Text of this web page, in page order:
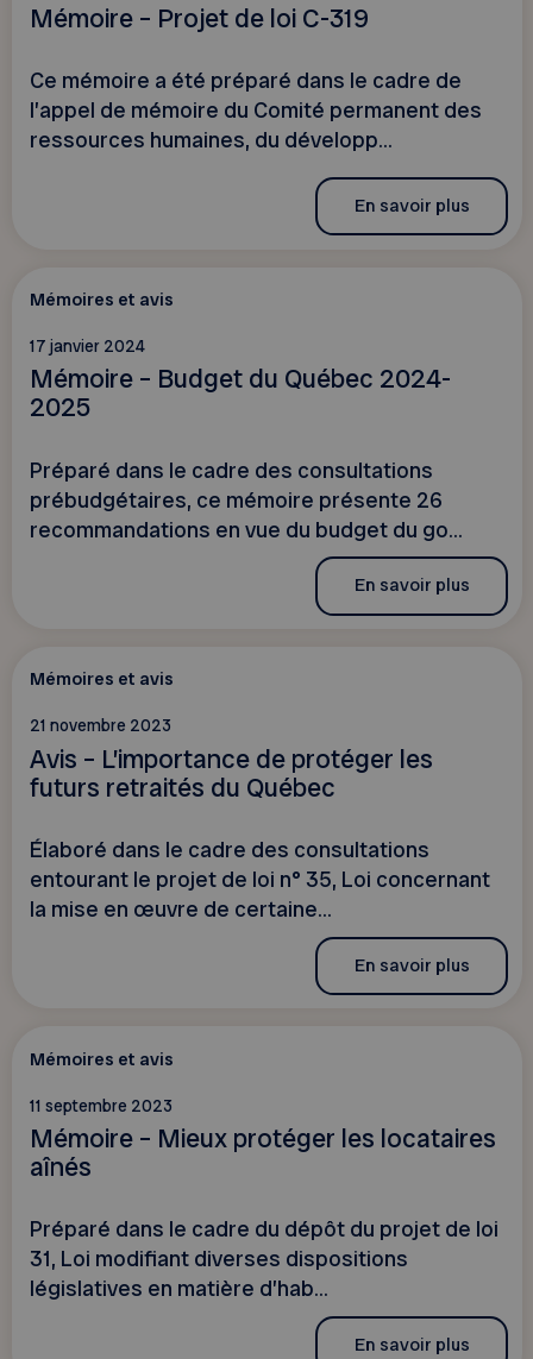
Mémoire – Projet de loi C-319
Ce mémoire a été préparé dans le cadre de
l’appel de mémoire du Comité permanent des
ressources humaines, du développ...
En savoir plus
Mémoires et avis
17 janvier 2024
Mémoire – Budget du Québec 2024-
2025
Préparé dans le cadre des consultations
prébudgétaires, ce mémoire présente 26
recommandations en vue du budget du go...
En savoir plus
Mémoires et avis
21 novembre 2023
Avis – L’importance de protéger les
futurs retraités du Québec
Élaboré dans le cadre des consultations
entourant le projet de loi n° 35, Loi concernant
la mise en œuvre de certaine...
En savoir plus
Mémoires et avis
11 septembre 2023
Mémoire – Mieux protéger les locataires
aînés
Préparé dans le cadre du dépôt du projet de loi
31, Loi modifiant diverses dispositions
législatives en matière d’hab...
En savoir plus